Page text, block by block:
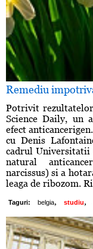
Remediu
Potrivit
Science Daily, un
efect
cu Denis
cadrul Universitatii
natural
narcissus) si a
leaga de ribozom.
Taguri: belgia, studiu,